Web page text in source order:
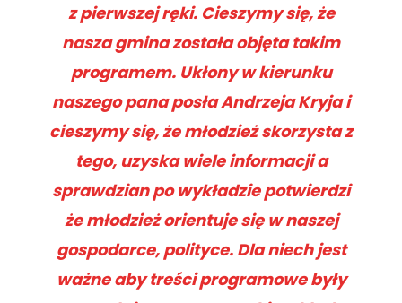
z pierwszej ręki. Cieszymy się, że
nasza gmina została objęta takim
programem. Ukłony w kierunku
naszego pana posła Andrzeja Kryja i
cieszymy się, że młodzież skorzysta z
tego, uzyska wiele informacji a
sprawdzian po wykładzie potwierdzi
że młodzież orientuje się w naszej
gospodarce, polityce. Dla niech jest
ważne aby treści programowe były